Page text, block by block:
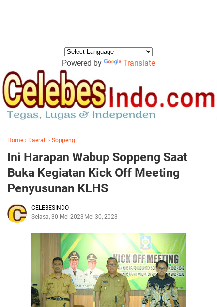
Powered by Translate
Home › Daerah › Soppeng
Ini Harapan Wabup Soppeng Saat
Buka Kegiatan Kick Off Meeting
Penyusunan KLHS
CELEBESINDO
Selasa, 30 Mei 2023 Mei 30, 2023